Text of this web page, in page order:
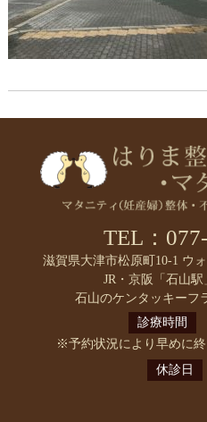
TEL：
滋賀県大津市松原町10-1 ウ
JR・京阪「石山
石山のケンタッキーフ
診療時間
※予約状況により早めに
休診日